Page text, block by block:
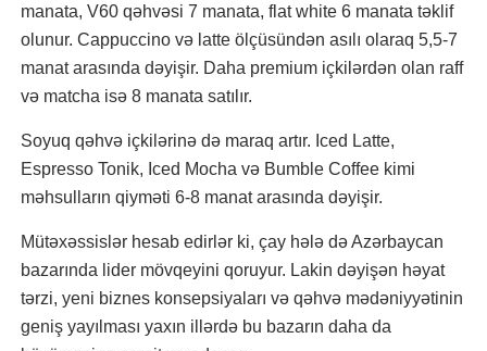
manata, V60 qəhvəsi 7 manata, flat white 6 manata təklif
olunur. Cappuccino və latte ölçüsündən asılı olaraq 5,5-7
manat arasında dəyişir. Daha premium içkilərdən olan raff
və matcha isə 8 manata satılır.
Soyuq qəhvə içkilərinə də maraq artır. Iced Latte,
Espresso Tonik, Iced Mocha və Bumble Coffee kimi
məhsulların qiyməti 6-8 manat arasında dəyişir.
Mütəxəssislər hesab edirlər ki, çay hələ də Azərbaycan
bazarında lider mövqeyini qoruyur. Lakin dəyişən həyat
tərzi, yeni biznes konsepsiyaları və qəhvə mədəniyyətinin
geniş yayılması yaxın illərdə bu bazarın daha da